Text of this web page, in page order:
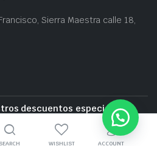
Sierra Maestra calle 18,
descuentos especiales
cerca de la zona
SEARCH WISHLIST ACCOUNT